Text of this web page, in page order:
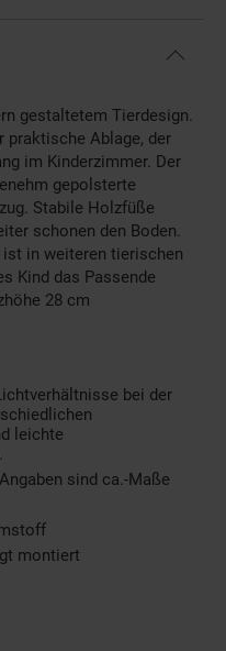
gestaltetem Tierdesign.
praktische Ablage, der
im Kinderzimmer. Der
gepolsterte
Stabile Holzfüße
schonen den Boden.
ist in weiteren tierischen
Kind das Passende
28 cm
bei der
leichte
sind ca.-Maße
montiert